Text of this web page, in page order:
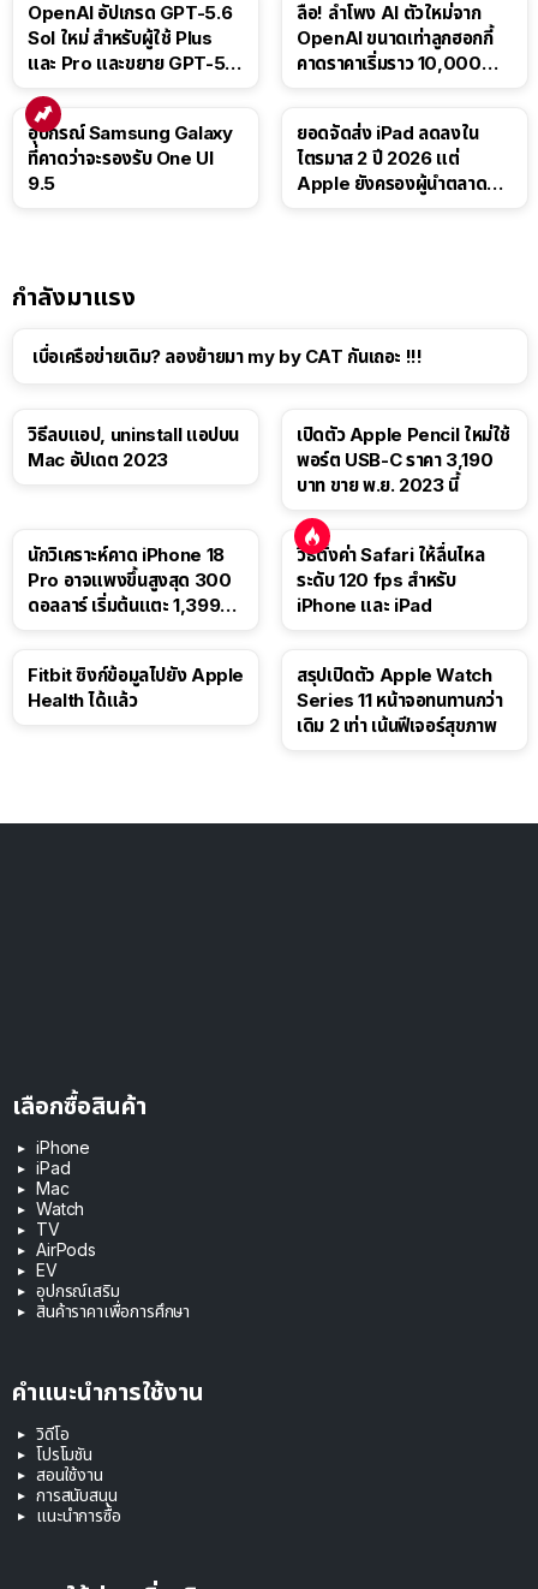
OpenAI อัปเกรด GPT-5.6
Sol ใหม่ สำหรับผู้ใช้ Plus
และ Pro และขยาย GPT-5.6
ลือ! ลำโพง AI ตัวใหม่จาก
OpenAI ขนาดเท่าลูกฮอกกี้
คาดราคาเริ่มราว 10,000
อุปกรณ์ Samsung Galaxy
ที่คาดว่าจะรองรับ One UI
9.5
ยอดจัดส่ง iPad ลดลงใน
ไตรมาส 2 ปี 2026 แต่
Apple ยังครองผู้นำตลาด
กำลังมาแรง
เบื่อเครือข่ายเดิม? ลองย้ายมา my by CAT กันเถอะ !!!
วิธีลบแอป, uninstall แอปบน
Mac อัปเดต 2023
เปิดตัว Apple Pencil ใหม่ใช้
พอร์ต USB-C ราคา 3,190
บาท ขาย พ.ย. 2023 นี้
นักวิเคราะห์คาด iPhone 18
Pro อาจแพงขึ้นสูงสุด 300
ดอลลาร์ เริ่มต้นแตะ 1,399
วิธีตั้งค่า Safari ให้ลื่นไหล
ระดับ 120 fps สำหรับ
iPhone และ iPad
Fitbit ซิงก์ข้อมูลไปยัง Apple
Health ได้แล้ว
สรุปเปิดตัว Apple Watch
Series 11 หน้าจอทนทานกว่า
เดิม 2 เท่า เน้นฟีเจอร์สุขภาพ
เลือกซื้อสินค้า
iPhone
iPad
Mac
Watch
TV
AirPods
EV
อุปกรณ์เสริม
สินค้าราคาเพื่อการศึกษา
คำแนะนำการใช้งาน
วิดีโอ
โปรโมชัน
สอนใช้งาน
การสนับสนุน
แนะนำการซื้อ